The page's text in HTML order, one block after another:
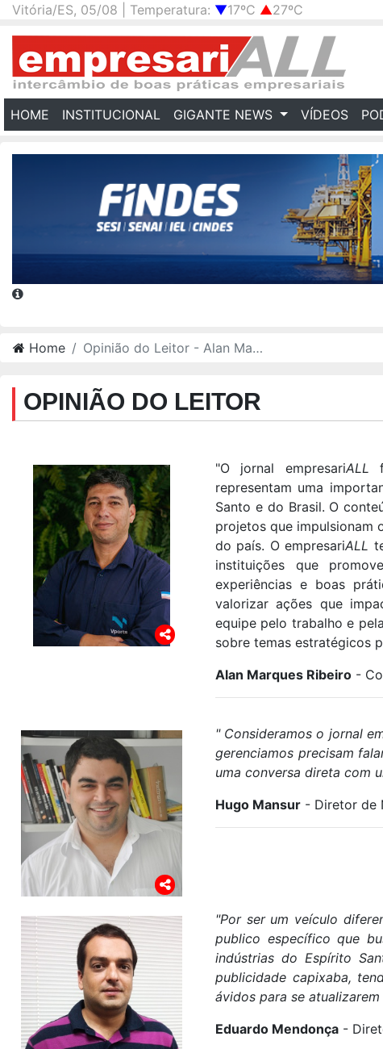
Vitória/ES, 05/08 | Temperatura: ▼17ºC ▲27ºC
HOME (CURRENT)
INSTITUCIONAL GIGANTE NEWS VÍDEOS
Home Opinião do Leitor - Alan Marques Ribeiro
OPINIÃO DO LEITOR
"O jornal empresariALL
representam uma
Santo e do Brasil. O
projetos que impulsionam
do país. O empresariALL
instituições que
experiências e boas
valorizar ações que
equipe pelo trabalho e
sobre temas estratégicos
Alan Marques Ribeiro -
" Consideramos o jornal
gerenciamos precisam
uma conversa direta com
Hugo Mansur - Diretor de
"Por ser um veículo
publico específico que
indústrias do Espírito
publicidade capixaba,
ávidos para se
Eduardo Mendonça -